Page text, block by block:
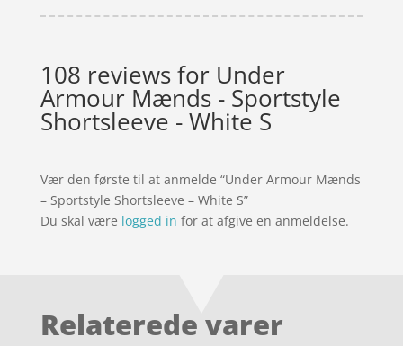
108 reviews for Under
Armour Mænds - Sportstyle
Shortsleeve - White S
Vær den første til at anmelde “Under Armour Mænds
– Sportstyle Shortsleeve – White S”
Du skal være logged in for at afgive en anmeldelse.
Relaterede varer